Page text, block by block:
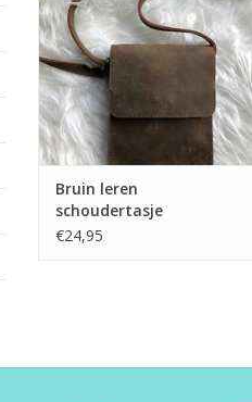
Bruin leren
schoudertasje
€24,95